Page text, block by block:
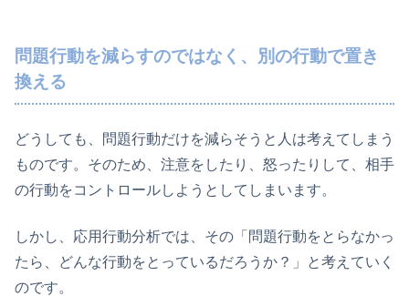
問題行動を減らすのではなく、別の行動で置き
換える
どうしても、問題行動だけを減らそうと人は考えてしまう
ものです。そのため、注意をしたり、怒ったりして、相手
の行動をコントロールしようとしてしまいます。
しかし、応用行動分析では、その「問題行動をとらなかっ
たら、どんな行動をとっているだろうか？」と考えていく
のです。